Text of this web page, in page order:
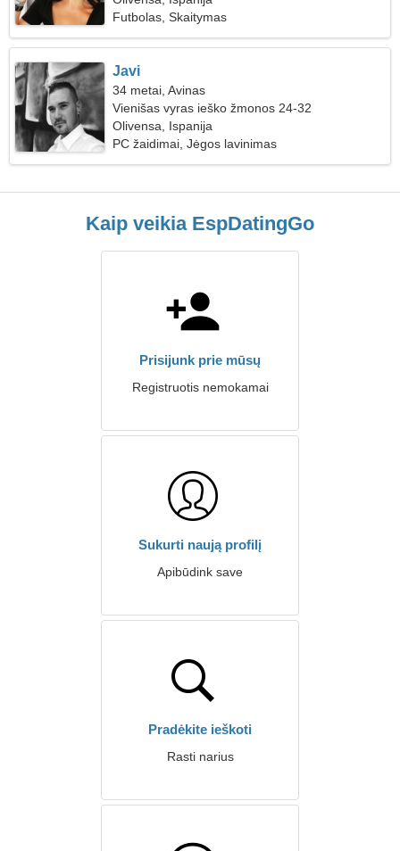
Futbolas, Skaitymas
Javi
34 metai, Avinas
Vienišas vyras ieško žmonos 24-32
Olivensa, Ispanija
PC žaidimai, Jėgos lavinimas
Kaip veikia EspDatingGo
Prisijunk prie mūsų
Registruotis nemokamai
Sukurti naują profilį
Apibūdink save
Pradėkite ieškoti
Rasti narius